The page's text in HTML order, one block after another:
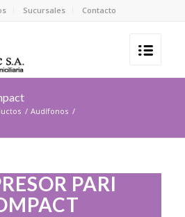
Sucursales Contacto
/ Audífonos /
PARI